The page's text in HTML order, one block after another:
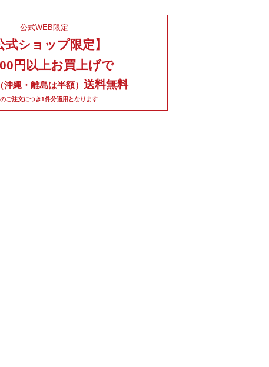
公式WEB限定
式ショップ限定】
円以上お買上げで
縄・離島は半額） 送料無料
ご注文につき1件分適用となります